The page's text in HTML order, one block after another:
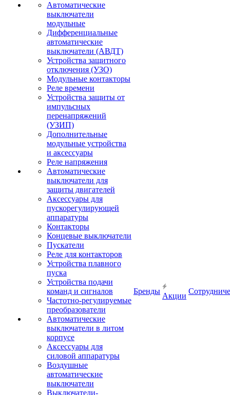
Автоматические
выключатели
модульные
Дифференциальные
автоматические
выключатели (АВДТ)
Устройства защитного
отключения (УЗО)
Модульные контакторы
Реле времени
Устройства защиты от
импульсных
перенапряжений
(УЗИП)
Дополнительные
модульные устройства
и аксессуары
Реле напряжения
Автоматические
выключатели для
защиты двигателей
Аксессуары для
пускорегулирующей
аппаратуры
Контакторы
Концевые выключатели
Пускатели
Реле для контакторов
Устройства плавного
пуска
Устройства подачи
команд и сигналов
Частотно-регулируемые
преобразователи
Автоматические
выключатели в литом
корпусе
Аксессуары для
силовой аппаратуры
Воздушные
автоматические
выключатели
Выключатели-
Бренды
Акции